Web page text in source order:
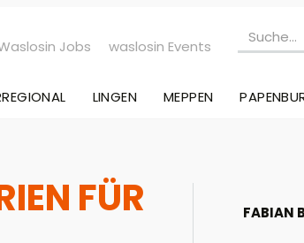
Jobs waslosin Events
LINGEN MEPPEN
FÜR
FABIAN